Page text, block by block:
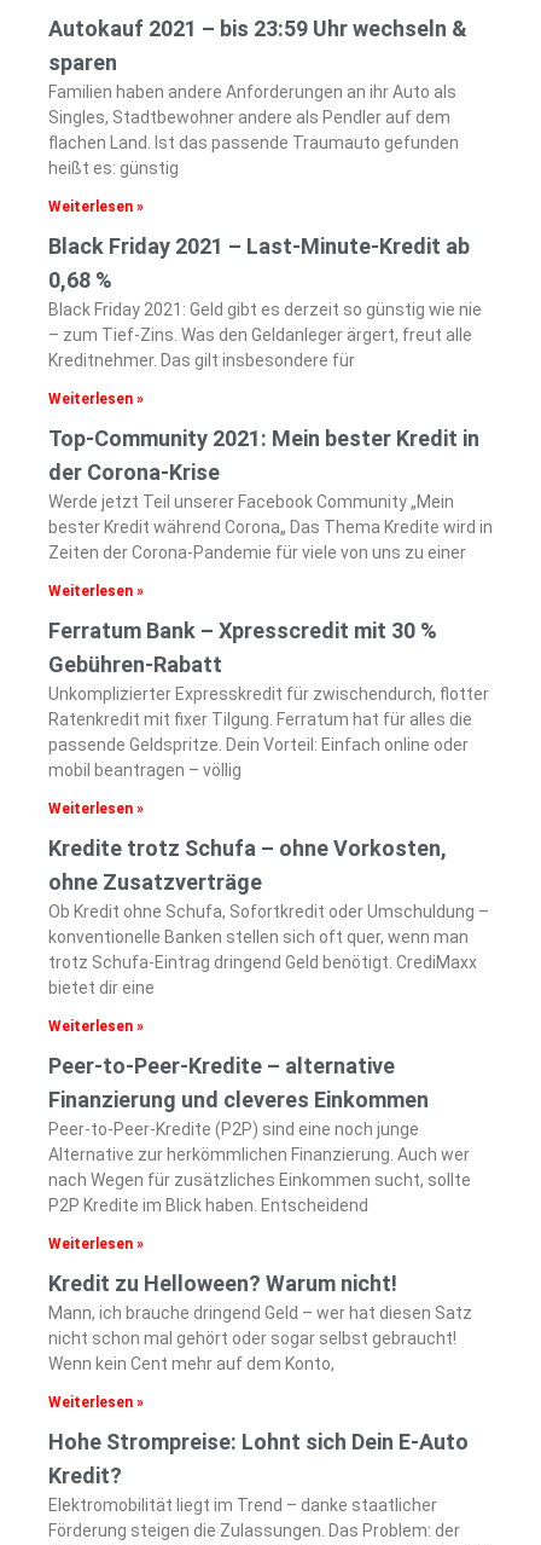
Autokauf 2021 – bis 23:59 Uhr wechseln &
sparen
Familien haben andere Anforderungen an ihr Auto als
Singles, Stadtbewohner andere als Pendler auf dem
flachen Land. Ist das passende Traumauto gefunden
heißt es: günstig
Weiterlesen »
Black Friday 2021 – Last-Minute-Kredit ab
0,68 %
Black Friday 2021: Geld gibt es derzeit so günstig wie nie
– zum Tief-Zins. Was den Geldanleger ärgert, freut alle
Kreditnehmer. Das gilt insbesondere für
Weiterlesen »
Top-Community 2021: Mein bester Kredit in
der Corona-Krise
Werde jetzt Teil unserer Facebook Community „Mein
bester Kredit während Corona„ Das Thema Kredite wird in
Zeiten der Corona-Pandemie für viele von uns zu einer
Weiterlesen »
Ferratum Bank – Xpresscredit mit 30 %
Gebühren-Rabatt
Unkomplizierter Expresskredit für zwischendurch, flotter
Ratenkredit mit fixer Tilgung. Ferratum hat für alles die
passende Geldspritze. Dein Vorteil: Einfach online oder
mobil beantragen – völlig
Weiterlesen »
Kredite trotz Schufa – ohne Vorkosten,
ohne Zusatzverträge
Ob Kredit ohne Schufa, Sofortkredit oder Umschuldung –
konventionelle Banken stellen sich oft quer, wenn man
trotz Schufa-Eintrag dringend Geld benötigt. CrediMaxx
bietet dir eine
Weiterlesen »
Peer-to-Peer-Kredite – alternative
Finanzierung und cleveres Einkommen
Peer-to-Peer-Kredite (P2P) sind eine noch junge
Alternative zur herkömmlichen Finanzierung. Auch wer
nach Wegen für zusätzliches Einkommen sucht, sollte
P2P Kredite im Blick haben. Entscheidend
Weiterlesen »
Kredit zu Helloween? Warum nicht!
Mann, ich brauche dringend Geld – wer hat diesen Satz
nicht schon mal gehört oder sogar selbst gebraucht!
Wenn kein Cent mehr auf dem Konto,
Weiterlesen »
Hohe Strompreise: Lohnt sich Dein E-Auto
Kredit?
Elektromobilität liegt im Trend – danke staatlicher
Förderung steigen die Zulassungen. Das Problem: der